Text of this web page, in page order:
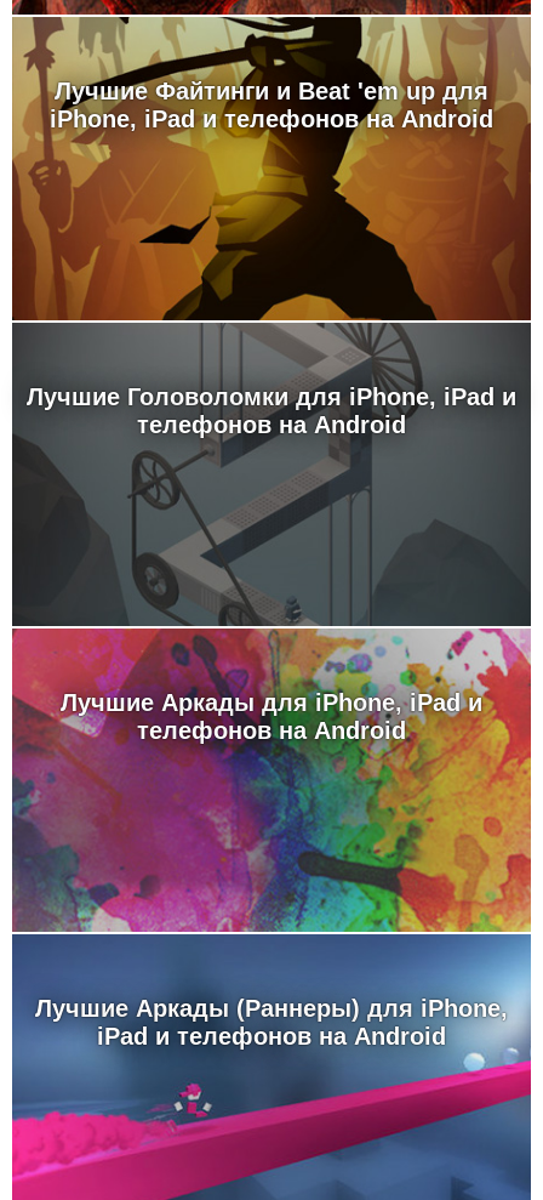
Лучшие Файтинги и Beat 'em up для
iPhone, iPad и телефонов на Android
Лучшие Головоломки для iPhone, iPad и
телефонов на Android
Лучшие Аркады для iPhone, iPad и
телефонов на Android
Лучшие Аркады (Раннеры) для iPhone,
iPad и телефонов на Android